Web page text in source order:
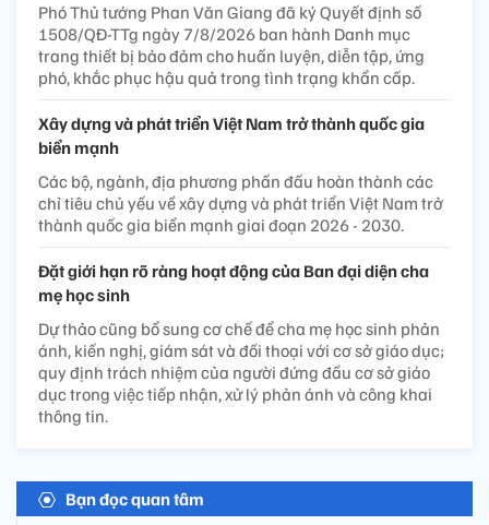
Phó Thủ tướng Phan Văn Giang đã ký Quyết định số
1508/QĐ-TTg ngày 7/8/2026 ban hành Danh mục
trang thiết bị bảo đảm cho huấn luyện, diễn tập, ứng
phó, khắc phục hậu quả trong tình trạng khẩn cấp.
Xây dựng và phát triển Việt Nam trở thành quốc gia
biển mạnh
Các bộ, ngành, địa phương phấn đấu hoàn thành các
chỉ tiêu chủ yếu về xây dựng và phát triển Việt Nam trở
thành quốc gia biển mạnh giai đoạn 2026 - 2030.
Đặt giới hạn rõ ràng hoạt động của Ban đại diện cha
mẹ học sinh
Dự thảo cũng bổ sung cơ chế để cha mẹ học sinh phản
ánh, kiến nghị, giám sát và đối thoại với cơ sở giáo dục;
quy định trách nhiệm của người đứng đầu cơ sở giáo
dục trong việc tiếp nhận, xử lý phản ánh và công khai
thông tin.
Bạn đọc quan tâm